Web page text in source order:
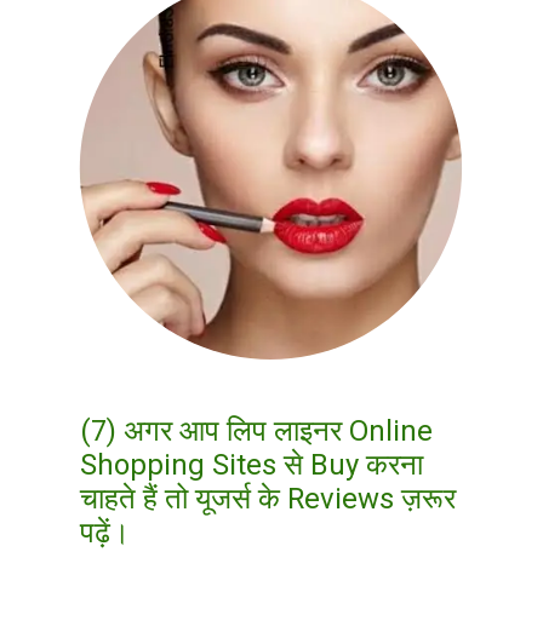
(7) अगर आप लिप लाइनर Online
Shopping Sites से Buy करना
चाहते हैं तो यूजर्स के Reviews ज़रूर
पढ़ें।